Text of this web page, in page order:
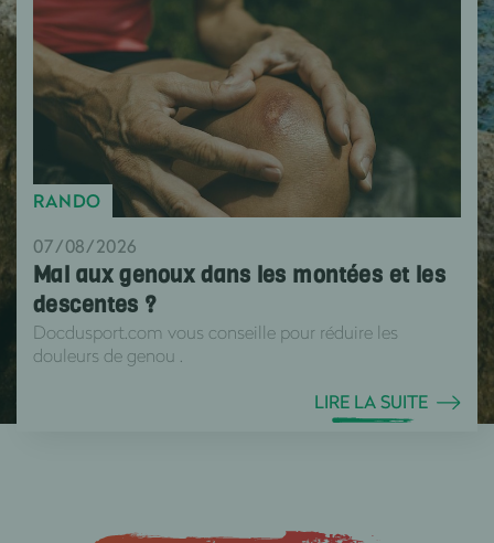
RANDO
07/08/2026
Mal aux genoux dans les montées et les
descentes ?
Docdusport.com vous conseille pour réduire les
douleurs de genou .
LIRE LA SUITE